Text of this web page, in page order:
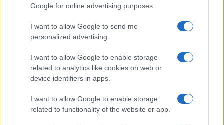
Google for online advertising purposes.
I want to allow Google to send me
personalized advertising.
I want to allow Google to enable storage
related to analytics like cookies on web or
device identifiers in apps.
I want to allow Google to enable storage
related to functionality of the website or app.
CIENCIA Y TECNOLOGÍA